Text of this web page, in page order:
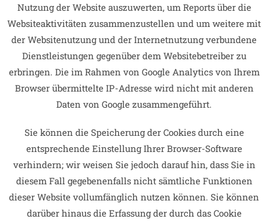
Nutzung der Website auszuwerten, um Reports über die
Websiteaktivitäten zusammenzustellen und um weitere mit
der Websitenutzung und der Internetnutzung verbundene
Dienstleistungen gegenüber dem Websitebetreiber zu
erbringen. Die im Rahmen von Google Analytics von Ihrem
Browser übermittelte IP-Adresse wird nicht mit anderen
Daten von Google zusammengeführt.
Sie können die Speicherung der Cookies durch eine
entsprechende Einstellung Ihrer Browser-Software
verhindern; wir weisen Sie jedoch darauf hin, dass Sie in
diesem Fall gegebenenfalls nicht sämtliche Funktionen
dieser Website vollumfänglich nutzen können. Sie können
darüber hinaus die Erfassung der durch das Cookie